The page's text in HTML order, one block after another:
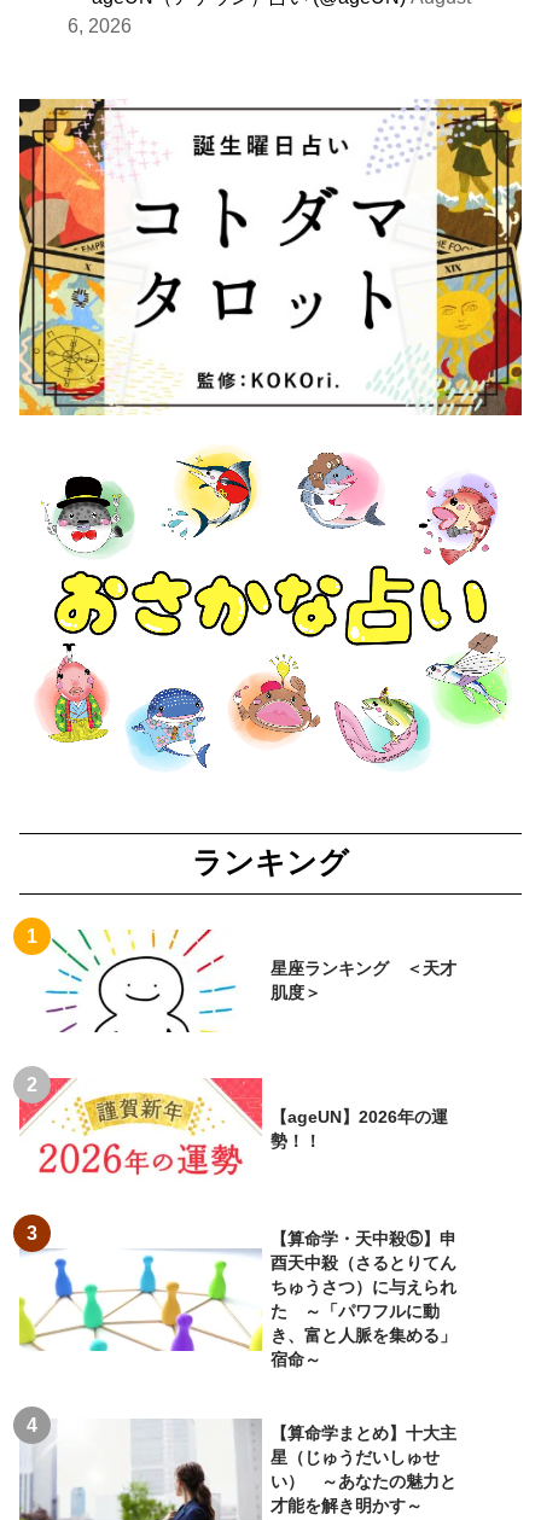
6, 2026
ランキング
星座ランキング ＜天才
肌度＞
【ageUN】2026年の運
勢！！
【算命学・天中殺⑤】申
酉天中殺（さるとりてん
ちゅうさつ）に与えられ
た ～「パワフルに動
き、富と人脈を集める」
宿命～
【算命学まとめ】十大主
星（じゅうだいしゅせ
い） ～あなたの魅力と
才能を解き明かす～